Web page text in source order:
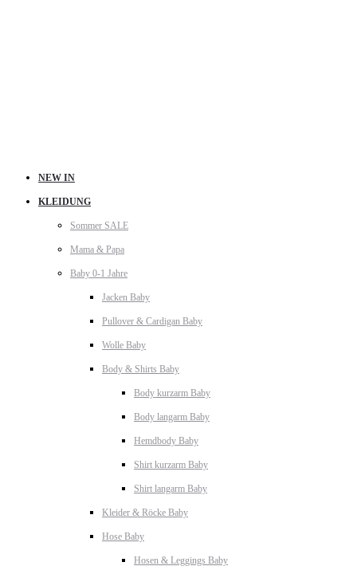
NEW IN
KLEIDUNG
Sommer SALE
Mama & Papa
Baby 0-1 Jahre
Jacken Baby
Pullover & Cardigan Baby
Wolle Baby
Body & Shirts Baby
Body kurzarm Baby
Body langarm Baby
Hemdbody Baby
Shirt kurzarm Baby
Shirt langarm Baby
Kleider & Röcke Baby
Hose Baby
Hosen & Leggings Baby